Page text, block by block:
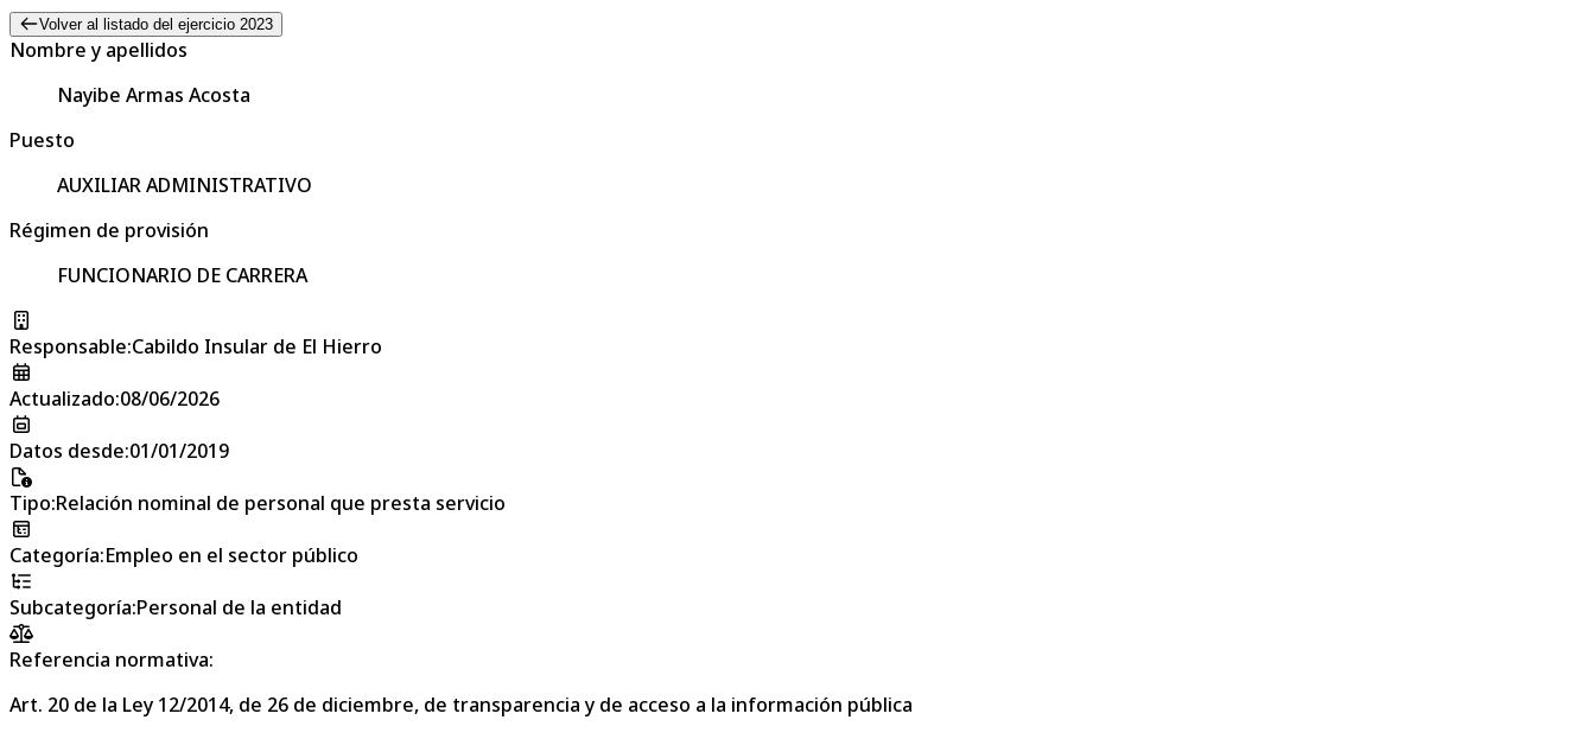
Volver al listado del ejercicio 2023
Nombre y apellidos
Nayibe Armas Acosta
Puesto
AUXILIAR ADMINISTRATIVO
Régimen de provisión
FUNCIONARIO DE CARRERA
Responsable:Cabildo Insular de El Hierro
Actualizado:08/06/2026
Datos desde:01/01/2019
Tipo:Relación nominal de personal que presta servicio
Categoría:Empleo en el sector público
Subcategoría:Personal de la entidad
Referencia normativa:
Art. 20 de la Ley 12/2014, de 26 de diciembre, de transparencia y de acceso a la información pública